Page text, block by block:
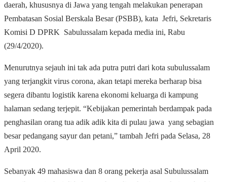
daerah, khususnya di Jawa yang tengah melakukan penerapan
Pembatasan Sosial Berskala Besar (PSBB), kata Jefri, Sekretaris
Komisi D DPRK Sabulussalam kepada media ini, Rabu
(29/4/2020).
Menurutnya sejauh ini tak ada putra putri dari kota subulussalam
yang terjangkit virus corona, akan tetapi mereka berharap bisa
segera dibantu logistik karena ekonomi keluarga di kampung
halaman sedang terjepit. “Kebijakan pemerintah berdampak pada
penghasilan orang tua adik adik kita di pulau jawa yang sebagian
besar pedangang sayur dan petani,” tambah Jefri pada Selasa, 28
April 2020.
Sebanyak 49 mahasiswa dan 8 orang pekerja asal Subulussalam